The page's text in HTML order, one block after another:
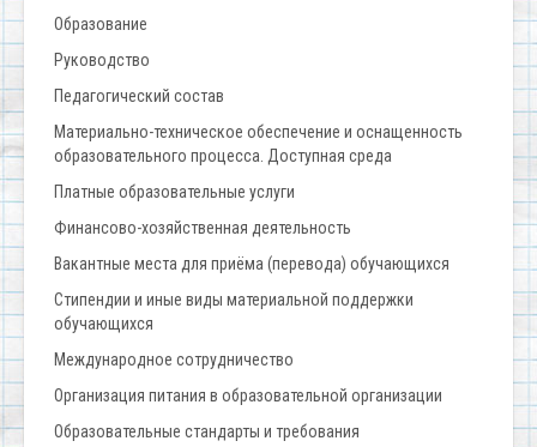
Образование
Руководство
Педагогический состав
Материально-техническое обеспечение и оснащенность
образовательного процесса. Доступная среда
Платные образовательные услуги
Финансово-хозяйственная деятельность
Вакантные места для приёма (перевода) обучающихся
Стипендии и иные виды материальной поддержки
обучающихся
Международное сотрудничество
Организация питания в образовательной организации
Образовательные стандарты и требования